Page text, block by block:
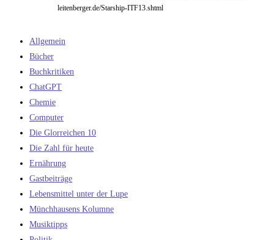
leitenberger.de/Starship-ITF13.shtml
Allgemein
Bücher
Buchkritiken
ChatGPT
Chemie
Computer
Die Glorreichen 10
Die Zahl für heute
Ernährung
Gastbeiträge
Lebensmittel unter der Lupe
Münchhausens Kolumne
Musiktipps